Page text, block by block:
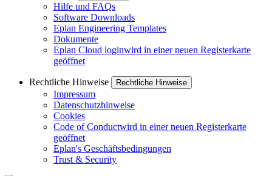
Hilfe und FAQs
Software Downloads
Eplan Engineering Templates
Dokumente
Eplan Cloud loginwird in einer neuen Registerkarte
geöffnet
Rechtliche Hinweise Rechtliche Hinweise
Impressum
Datenschutzhinweise
Cookies
Code of Conductwird in einer neuen Registerkarte
geöffnet
Eplan's Geschäftsbedingungen
Trust & Security